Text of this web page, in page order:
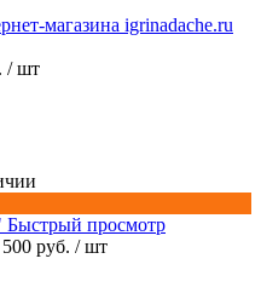
/ шт
Быстрый просмотр
руб. / шт